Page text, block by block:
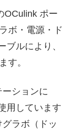
OCulink ポー
ボ・電源・ド
ブルにより、
す。
ションに
用しています
ラボ（ドッ